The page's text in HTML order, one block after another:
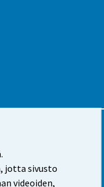
jotta sivusto
videoiden,